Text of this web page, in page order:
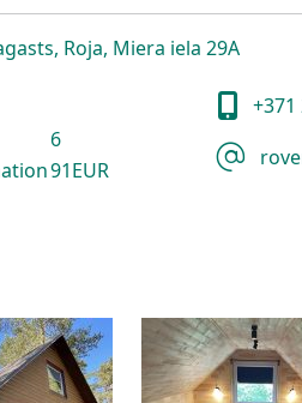
Roja, Miera iela 29A
6
91EUR
+371